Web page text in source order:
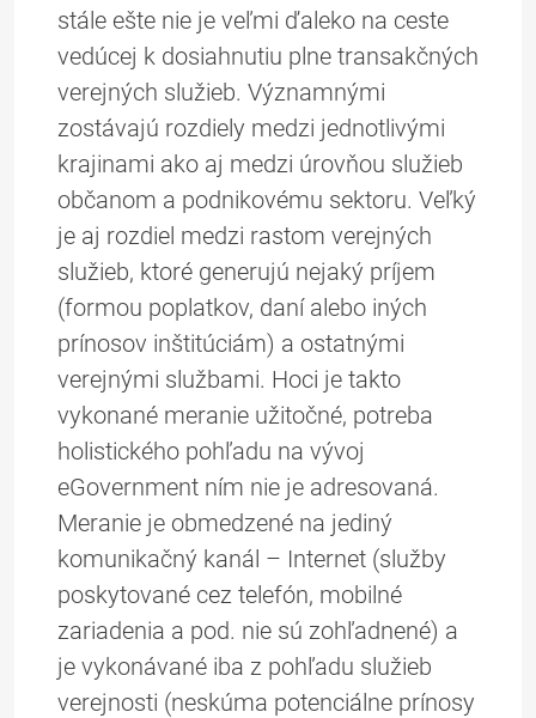
stále ešte nie je veľmi ďaleko na ceste
vedúcej k dosiahnutiu plne transakčných
verejných služieb. Významnými
zostávajú rozdiely medzi jednotlivými
krajinami ako aj medzi úrovňou služieb
občanom a podnikovému sektoru. Veľký
je aj rozdiel medzi rastom verejných
služieb, ktoré generujú nejaký príjem
(formou poplatkov, daní alebo iných
prínosov inštitúciám) a ostatnými
verejnými službami. Hoci je takto
vykonané meranie užitočné, potreba
holistického pohľadu na vývoj
eGovernment ním nie je adresovaná.
Meranie je obmedzené na jediný
komunikačný kanál – Internet (služby
poskytované cez telefón, mobilné
zariadenia a pod. nie sú zohľadnené) a
je vykonávané iba z pohľadu služieb
verejnosti (neskúma potenciálne prínosy